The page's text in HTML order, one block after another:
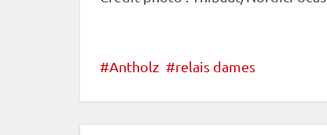
Antholz relais dames